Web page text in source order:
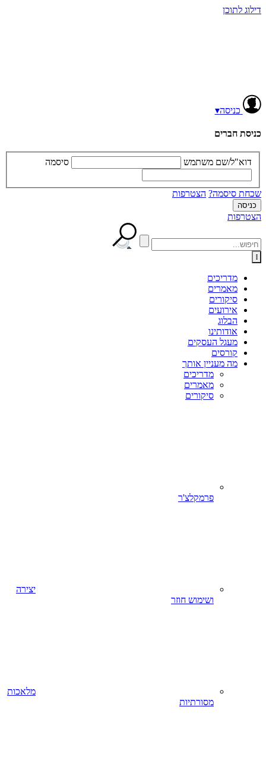
דילוג לתוכן
כניסה▾
כניסת חברים
דוא"ל/שם משתמש סיסמה
שכחת סיסמה? הצטרפות
הצטרפות
מדריכים
מאמרים
סיקורים
אירועים
הבלוג
אודותינו
מעגל העסקים
קורסים
מה מעניין אותך
מדריכים
מאמרים
סיקורים
פרמקלצ'ר
יצירה
ושימוש חוזר
מלאכות
מסורתיות